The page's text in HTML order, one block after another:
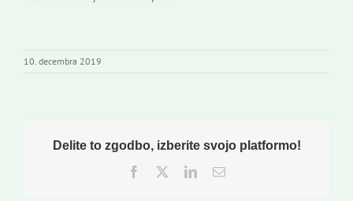
10. decembra 2019
Delite to zgodbo, izberite svojo platformo!
Facebook
TwitterLinkedInEmail